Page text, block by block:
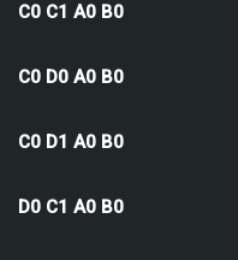
C0 C1 A0 B0
C0 D0 A0 B0
C0 D1 A0 B0
D0 C1 A0 B0